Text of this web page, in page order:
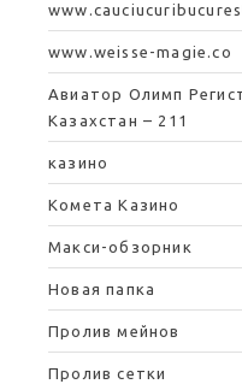
www.weisse-magie.co
Авиатор Олимп
Казахстан – 211
казино
Комета Казино
Макси-обзорник
Новая папка
Пролив мейнов
Пролив сетки